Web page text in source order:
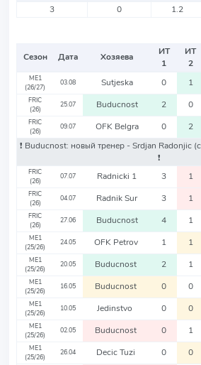
3
0 1.2
Сезон Дата Хозяева
ИТ
1
ИТ
2
ME1
(26/27)
03.08 Sutjeska 0 1
FRIC
(26)
25.07 Buducnost 2 0
FRIC
(26)
09.07 OFK Belgra 0 2
❗️ Buducnost: новый тренер - Srdjan Radonjic
❗️
FRIC
(26)
07.07 Radnicki 1 3 1
FRIC
(26)
04.07 Radnik Sur 3 1
FRIC
(26)
27.06 Buducnost 4 1
ME1
(25/26)
24.05 OFK Petrov 1 1
ME1
(25/26)
20.05 Buducnost 2 1
ME1
(25/26)
16.05 Buducnost 0 0
ME1
(25/26)
10.05 Jedinstvo 0 0
ME1
(25/26)
02.05 Buducnost 0 1
ME1
(25/26)
26.04 Decic Tuzi 0 0